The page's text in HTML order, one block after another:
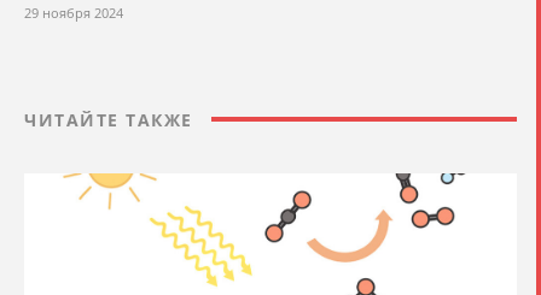
29 ноября 2024
ЧИТАЙТЕ ТАКЖЕ